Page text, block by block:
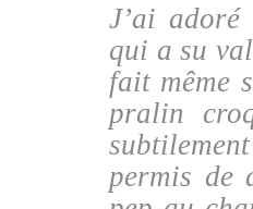
J’ai
qui a su
fait même
pralin
permis de